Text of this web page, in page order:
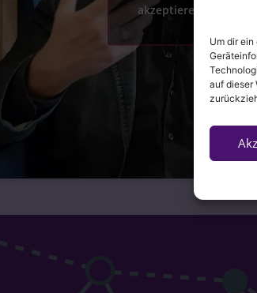
Um dir
auf dieser
akzeptieren und